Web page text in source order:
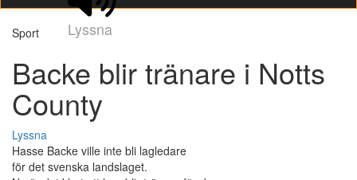
Lyssna
Sport
Backe blir tränare i Notts
County
Lyssna
Hasse Backe ville inte bli lagledare
för det svenska landslaget.